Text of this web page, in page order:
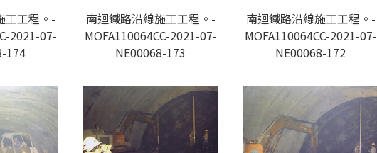
工工程。-
2021-07-
174
南迴鐵路沿線施工工程。-
MOFA110064CC-2021-07-
NE00068-173
南迴鐵路沿線施工工程。-
MOFA110064CC-2021-07-
NE00068-172